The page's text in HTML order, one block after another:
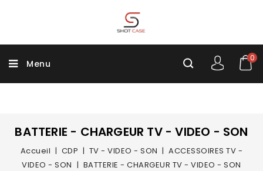
Menu
0
BATTERIE - CHARGEUR TV - VIDEO - SON
Accueil CDP TV - VIDEO - SON
ACCESSOIRES TV -
VIDEO - SON
BATTERIE - CHARGEUR TV - VIDEO - SON